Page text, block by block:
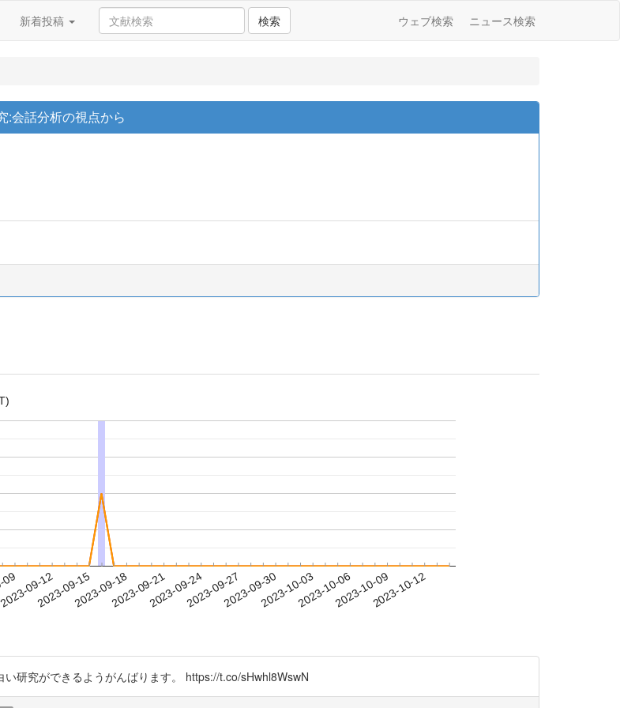
新着投稿 検索 ウェブ検索 ニュース検索
:会話分析の視点から
09-12
2023-09-152023-09-182023-09-212023-09-242023-09-272023-09-302023-10-032023-10-062023-10-092023-10-12
研究ができるようがんばります。 https://t.co/sHwhl8WswN